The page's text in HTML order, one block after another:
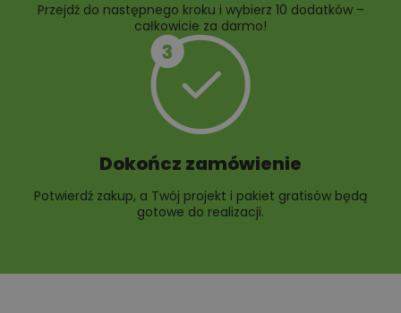
Przejdź do następnego kroku i wybierz 10 dodatków –
całkowicie za darmo!
Dokończ zamówienie
Potwierdź zakup, a Twój projekt i pakiet gratisów będą
gotowe do realizacji.